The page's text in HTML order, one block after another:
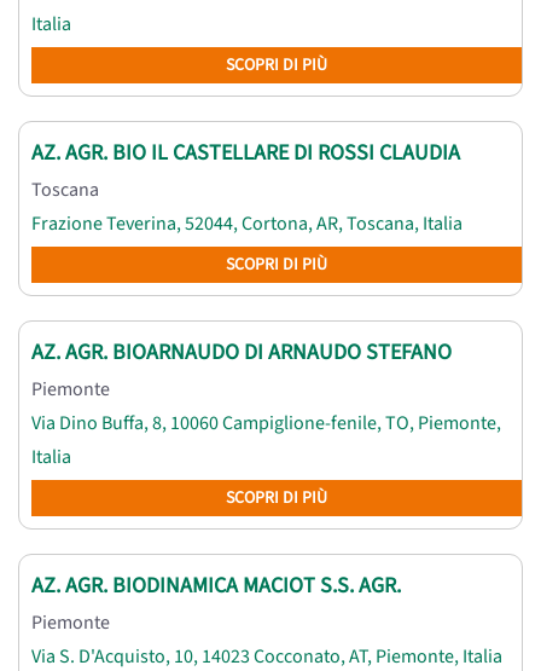
Italia
SCOPRI DI PIÙ
AZ. AGR. BIO IL CASTELLARE DI ROSSI CLAUDIA
Toscana
Frazione Teverina, 52044, Cortona, AR, Toscana, Italia
SCOPRI DI PIÙ
AZ. AGR. BIOARNAUDO DI ARNAUDO STEFANO
Piemonte
Via Dino Buffa, 8, 10060 Campiglione-fenile, TO, Piemonte,
Italia
SCOPRI DI PIÙ
AZ. AGR. BIODINAMICA MACIOT S.S. AGR.
Piemonte
Via S. D'Acquisto, 10, 14023 Cocconato, AT, Piemonte, Italia